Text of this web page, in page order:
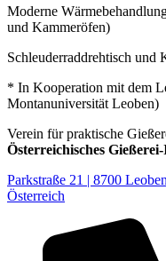
Moderne
und Kammeröfen)
Schleuderraddrehtisch und
* In Kooperation mit dem
Montanuniversität Leoben)
Verein für praktische
Österreichisches
Parkstraße 21 | 8700 Leoben
Österreich